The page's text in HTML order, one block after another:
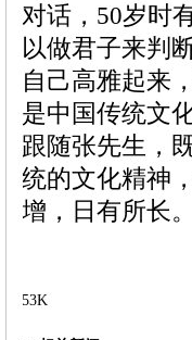
对话，50岁时
以做君子来判
自己高雅起来
是中国传统文
跟随张先生，
统的文化精神
增，日有所长。
53K